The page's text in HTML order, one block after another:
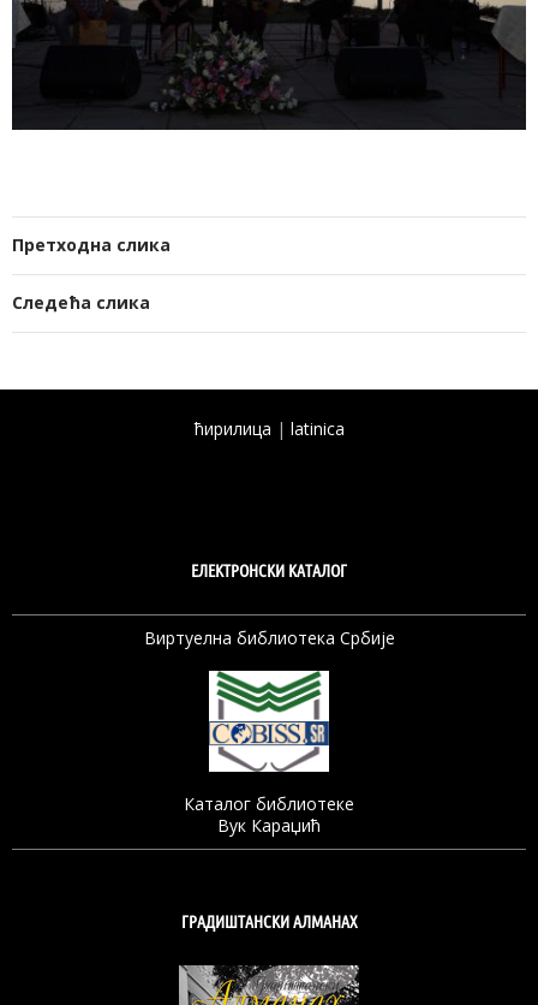
Претходна слика
Следећа слика
ћирилица | latinica
ЕЛЕКТРОНСКИ КАТАЛОГ
Виртуелна библиотека Србије
Каталог библиотеке
Вук Караџић
ГРАДИШТАНСКИ АЛМАНАХ